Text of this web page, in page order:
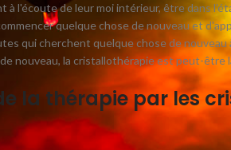
à l'écoute de leur moi intérieur, être dans
quelque chose de nouveau et
qui cherchent quelque chose de
nouveau, la cristallothérapie est peut-être
la thérapie par les